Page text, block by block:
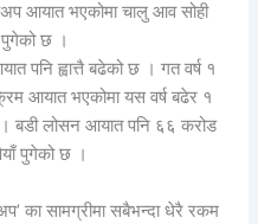
आयात भएकोमा चालु आव सोही
छ ।
पनि ह्वात्तै बढेको छ । गत वर्ष १
आयात भएकोमा यस वर्ष बढेर १
बडी लोसन आयात पनि ६६ करोड
पुगेको छ ।
का सामग्रीमा सबैभन्दा धेरै रकम